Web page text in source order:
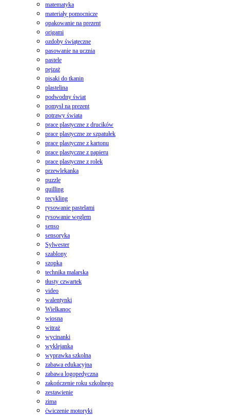
matematyka
materiały pomocnicze
opakowanie na prezent
origami
ozdoby świąteczne
pasowanie na ucznia
pastele
pejzaż
pisaki do tkanin
plastelina
podwodny świat
pomysł na prezent
potrawy świata
prace plastyczne z drucików
prace plastyczne ze szpatułek
prace plastyczne z kartonu
prace plastyczne z papieru
prace plastyczne z rolek
przewlekanka
puzzle
quilling
recykling
rysowanie pastelami
rysowanie węglem
senso
sensoryka
Sylwester
szablony
szopka
technika malarska
tłusty czwartek
video
walentynki
Wielkanoc
wiosna
witraż
wycinanki
wyklejanka
wyprawka szkolna
zabawa edukacyjna
zabawa logopedyczna
zakończenie roku szkolnego
zestawienie
zima
ćwiczenie motoryki